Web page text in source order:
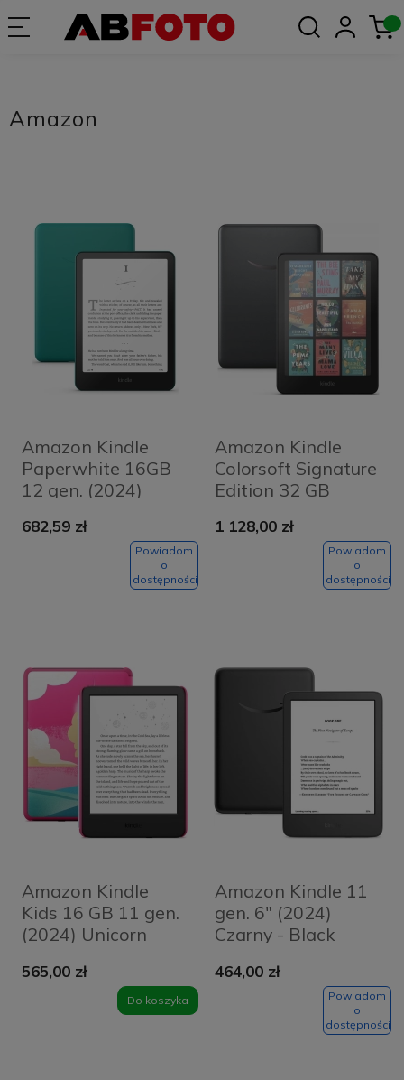
Amazon
Amazon Kindle
Paperwhite 16GB
12 gen. (2024)
682,59 zł
Powiadom
o
dostępności
Amazon Kindle
Colorsoft Signature
Edition 32 GB
1 128,00 zł
Powiadom
o
dostępności
Amazon Kindle
Kids 16 GB 11 gen.
(2024) Unicorn
Pink
565,00 zł
Do koszyka
Amazon Kindle 11
gen. 6" (2024)
Czarny - Black
464,00 zł
Powiadom
o
dostępności